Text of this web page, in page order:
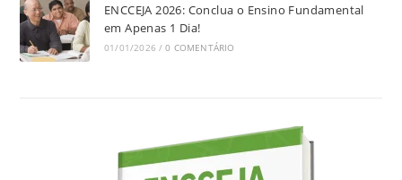
ENCCEJA 2026: Conclua o Ensino Fundamental
em Apenas 1 Dia!
01/01/2026 / 0 COMENTÁRIO